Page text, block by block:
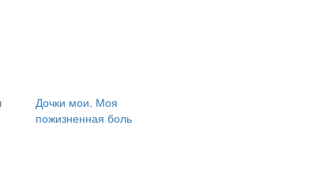
Дочки мои. Моя
пожизненная боль